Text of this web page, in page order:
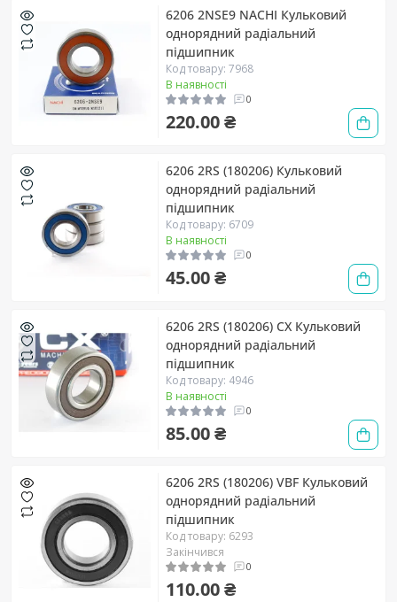
6206 2NSE9 NACHI Кульковий
однорядний радіальний
підшипник
Код товару: 7968
В наявності
0
220.00 ₴
6206 2RS (180206) Кульковий
однорядний радіальний
підшипник
Код товару: 6709
В наявності
0
45.00 ₴
6206 2RS (180206) CX Кульковий
однорядний радіальний
підшипник
Код товару: 4946
В наявності
0
85.00 ₴
6206 2RS (180206) VBF Кульковий
однорядний радіальний
підшипник
Код товару: 6293
Закінчився
0
110.00 ₴